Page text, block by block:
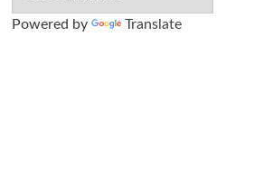
Powered by Translate